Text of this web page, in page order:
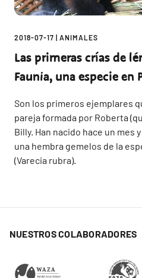
2018-07-17 ANIMALES
Las primeras crías de
Faunia, una especie en
Son los primeros ejemplares
pareja formada por Roberta
Billy. Han nacido hace un mes
una hembra gemelos de la
(Varecia rubra).
NUESTROS COLABORADORES